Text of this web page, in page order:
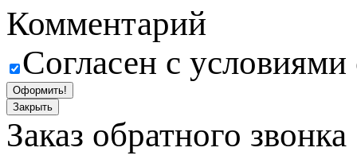
Комментарий
Согласен с
Оформить!
Закрыть
Заказ обратного звонка